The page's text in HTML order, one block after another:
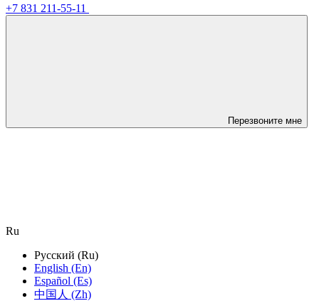
+7 831 211-55-11
Перезвоните мне
Ru
Русский (Ru)
English (En)
Español (Es)
中国人 (Zh)